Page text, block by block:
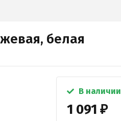
белая
В наличии
1 091 ₽